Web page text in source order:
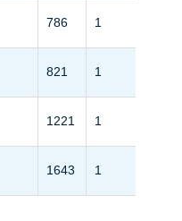
786 1
821 1
1221 1
1643 1